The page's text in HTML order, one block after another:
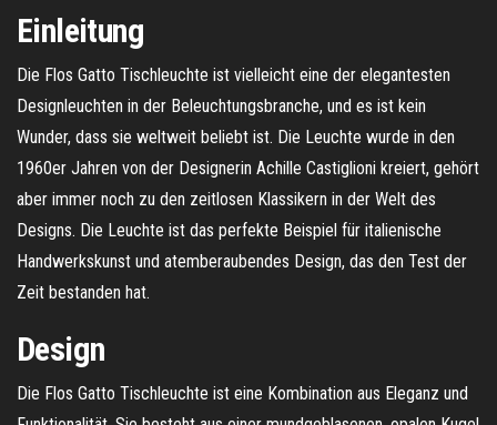
Einleitung
Die Flos Gatto Tischleuchte ist vielleicht eine der elegantesten
Designleuchten in der Beleuchtungsbranche, und es ist kein
Wunder, dass sie weltweit beliebt ist. Die Leuchte wurde in den
1960er Jahren von der Designerin Achille Castiglioni kreiert, gehört
aber immer noch zu den zeitlosen Klassikern in der Welt des
Designs. Die Leuchte ist das perfekte Beispiel für italienische
Handwerkskunst und atemberaubendes Design, das den Test der
Zeit bestanden hat.
Design
Die Flos Gatto Tischleuchte ist eine Kombination aus Eleganz und